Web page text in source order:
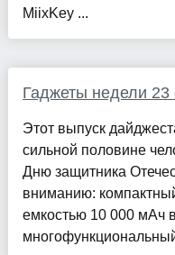
MiixKey ...
Гаджеты недели
Этот выпуск
сильной половине
Дню защитника
вниманию:
емкостью 10 000 мАч